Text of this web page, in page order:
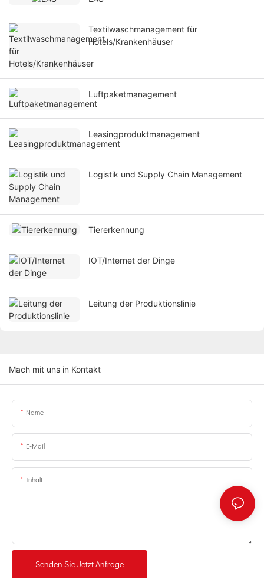
Textilwaschmanagement für
Hotels/Krankenhäuser
Luftpaketmanagement
Leasingproduktmanagement
Logistik und Supply Chain Management
Tiererkennung
IOT/Internet der Dinge
Leitung der Produktionslinie
Mach mit uns in Kontakt
Name
E-Mail
Inhalt
Senden Sie Jetzt Anfrage